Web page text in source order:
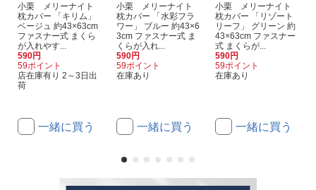
小栗 メリーナイト
枕カバー 「キリム」
ベージュ 約43×63cm
ファスナー式 まくら
が入れやす...
590円
59ポイント
店在庫有り 2～3日出
荷
一緒に買う
小栗 メリーナイト
枕カバー 「水彩フラ
ワー」 ブルー 約43×6
3cm ファスナー式 ま
くらが入れ...
590円
59ポイント
在庫あり
一緒に買う
小栗 メリーナイト
枕カバー 「リゾート
リーフ」 グリーン 約
43×63cm ファスナー
式 まくらが...
590円
59ポイント
在庫あり
一緒に買う